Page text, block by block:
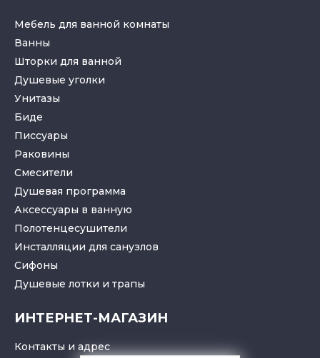
Мебель для ванной комнаты
Ванны
Шторки для ванной
Душевые уголки
Унитазы
Биде
Писсуары
Раковины
Смесители
Душевая программа
Аксессуары в ванную
Полотенцесушители
Инсталляции для санузлов
Cифоны
Душевые лотки и трапы
ИНТЕРНЕТ-МАГАЗИН
Контакты и адрес